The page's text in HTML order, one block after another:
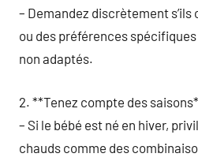
– Demandez discrètement
ou des préférences
non adaptés.
2. **Tenez compte des
– Si le bébé est né en hiver,
chauds comme des